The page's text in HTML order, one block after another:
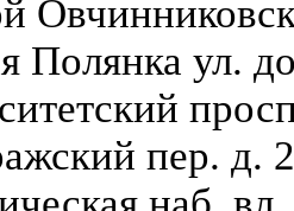
Полянка ул.
пер. д. 2